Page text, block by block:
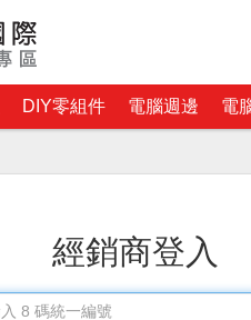
DIY零組件 電腦週邊 電
經銷商登入